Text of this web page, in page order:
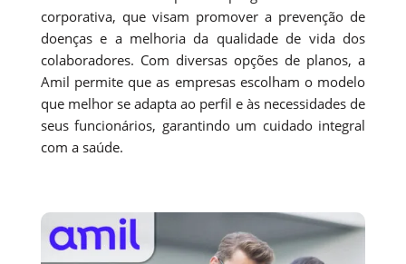
corporativa, que visam promover a prevenção de
doenças e a melhoria da qualidade de vida dos
colaboradores. Com diversas opções de planos, a
Amil permite que as empresas escolham o modelo
que melhor se adapta ao perfil e às necessidades de
seus funcionários, garantindo um cuidado integral
com a saúde.